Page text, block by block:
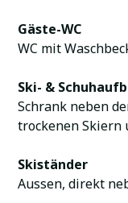
Gäste-WC
WC mit
Ski- &
Schrank neben
trockenen Skiern
Skiständer
Aussen, direkt